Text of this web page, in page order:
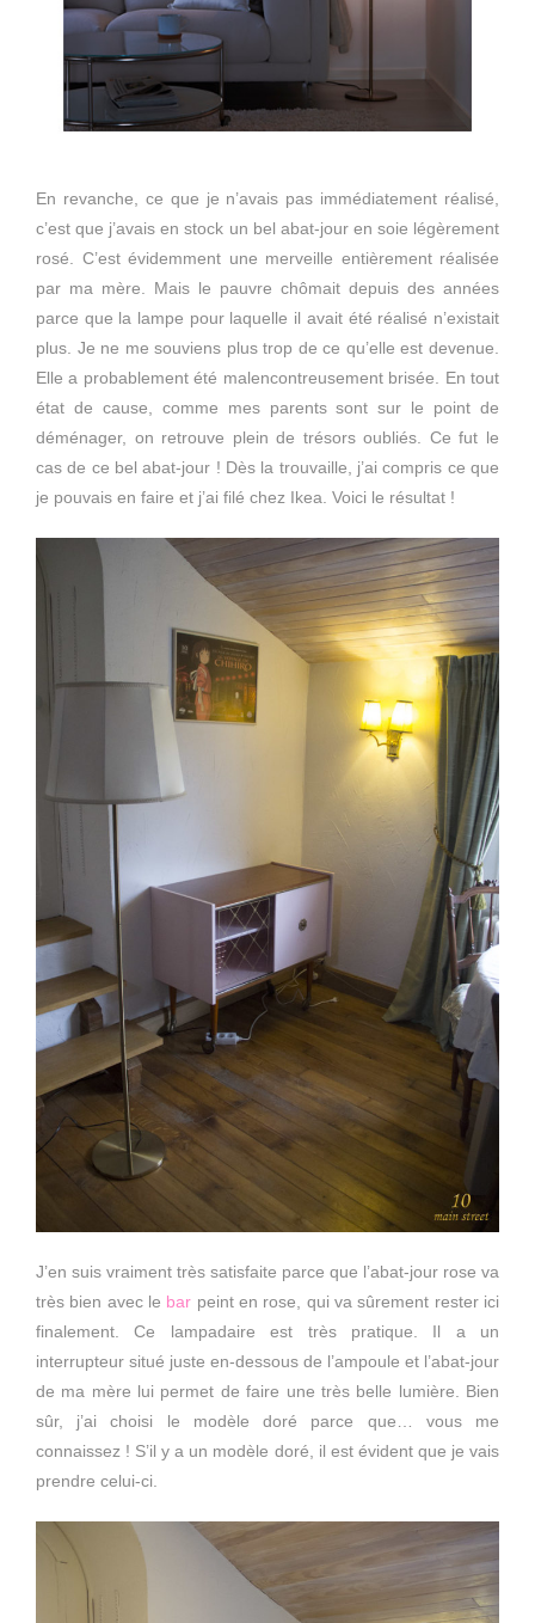
En revanche, ce que je n’avais pas immédiatement réalisé,
c’est que j’avais en stock un bel abat-jour en soie légèrement
rosé. C’est évidemment une merveille entièrement réalisée
par ma mère. Mais le pauvre chômait depuis des années
parce que la lampe pour laquelle il avait été réalisé n’existait
plus. Je ne me souviens plus trop de ce qu’elle est devenue.
Elle a probablement été malencontreusement brisée. En tout
état de cause, comme mes parents sont sur le point de
déménager, on retrouve plein de trésors oubliés. Ce fut le
cas de ce bel abat-jour ! Dès la trouvaille, j’ai compris ce que
je pouvais en faire et j’ai filé chez Ikea. Voici le résultat !
J’en suis vraiment très satisfaite parce que l’abat-jour rose va
très bien avec le bar peint en rose, qui va sûrement rester ici
finalement. Ce lampadaire est très pratique. Il a un
interrupteur situé juste en-dessous de l’ampoule et l’abat-jour
de ma mère lui permet de faire une très belle lumière. Bien
sûr, j’ai choisi le modèle doré parce que… vous me
connaissez ! S’il y a un modèle doré, il est évident que je vais
prendre celui-ci.